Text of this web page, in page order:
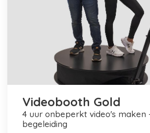
Videobooth Gold
4 uur onbeperkt video's maken + personele
begeleiding